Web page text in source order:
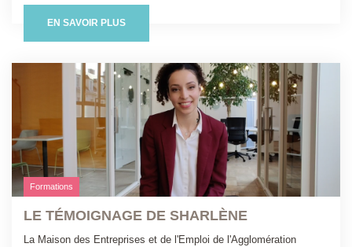
EN SAVOIR PLUS
Formations
LE TÉMOIGNAGE DE SHARLÈNE
La Maison des Entreprises et de l'Emploi de l'Agglomération